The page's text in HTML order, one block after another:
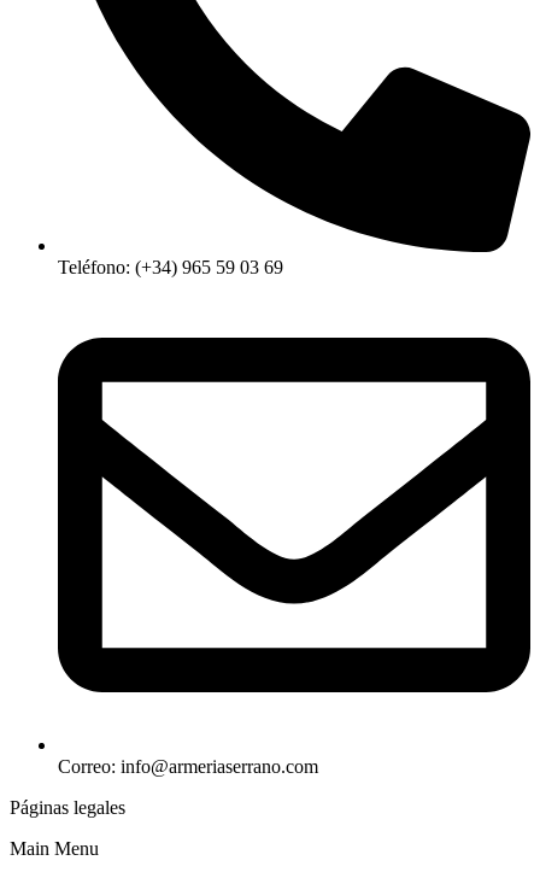
Teléfono: (+34) 965 59 03 69
Correo: info@armeriaserrano.com
Páginas legales
Main Menu